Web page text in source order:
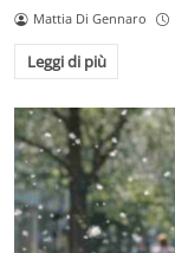
Mattia Di Gennaro
Leggi di più